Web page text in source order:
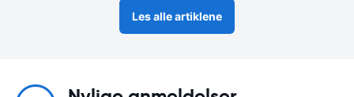
Les alle artiklene